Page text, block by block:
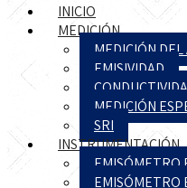
INICIO
MEDICIÓN
MEDICIÓN
EMISIVIDAD
MEDICIÓN
SRI
INSTRUMENTACIÓN
EMISÓMETRO
EMISÓMETRO